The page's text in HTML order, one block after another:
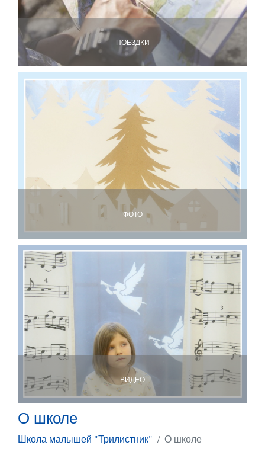
ПОЕЗДКИ
ФОТО
ВИДЕО
О школе
Школа малышей "Трилистник"
О школе